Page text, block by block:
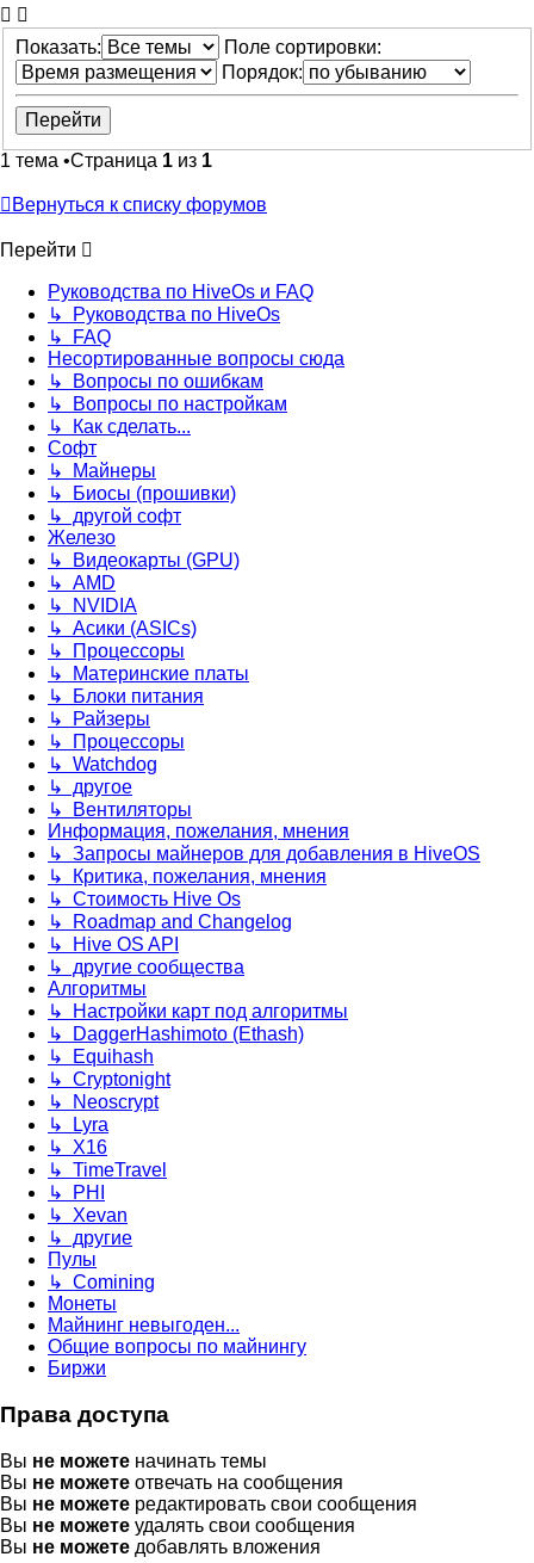
Показать:
Поле сортировки:
Порядок:
1 тема •Страница 1 из 1
Вернуться к списку форумов
Перейти
Руководства по HiveOs и FAQ
↳ Руководства по HiveOs
↳ FAQ
Несортированные вопросы сюда
↳ Вопросы по ошибкам
↳ Вопросы по настройкам
↳ Как сделать...
Софт
↳ Майнеры
↳ Биосы (прошивки)
↳ другой софт
Железо
↳ Видеокарты (GPU)
↳ AMD
↳ NVIDIA
↳ Асики (ASICs)
↳ Процессоры
↳ Материнские платы
↳ Блоки питания
↳ Райзеры
↳ Процессоры
↳ Watchdog
↳ другое
↳ Вентиляторы
Информация, пожелания, мнения
↳ Запросы майнеров для добавления в HiveOS
↳ Критика, пожелания, мнения
↳ Стоимость Hive Os
↳ Roadmap and Changelog
↳ Hive OS API
↳ другие сообщества
Алгоритмы
↳ Настройки карт под алгоритмы
↳ DaggerHashimoto (Ethash)
↳ Equihash
↳ Cryptonight
↳ Neoscrypt
↳ Lyra
↳ X16
↳ TimeTravel
↳ PHI
↳ Xevan
↳ другие
Пулы
↳ Comining
Монеты
Майнинг невыгоден...
Общие вопросы по майнингу
Биржи
Права доступа
Вы не можете начинать темы
Вы не можете отвечать на сообщения
Вы не можете редактировать свои сообщения
Вы не можете удалять свои сообщения
Вы не можете добавлять вложения